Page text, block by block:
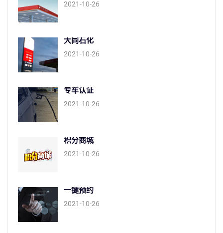
2021-10-26
大同石化
2021-10-26
专车认证
2021-10-26
积分商城
2021-10-26
一键预约
2021-10-26